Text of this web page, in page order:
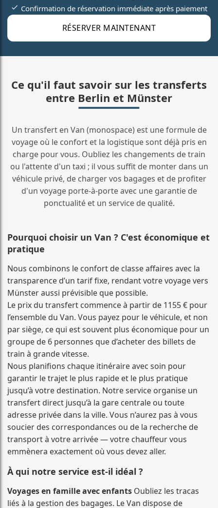
RÉSERVER MAINTENANT
Confirmation de réservation immédiate après paiement
Ce qu'il faut savoir sur les transferts
entre Berlin et Münster
Un transfert en Van (monospace) est une formule de
voyage où le confort et la logistique sont déjà pris en
charge pour vous. Oubliez les changements de train
ou l'attente d'un taxi ; il vous suffit de monter dans un
véhicule privé, de charger vos bagages et de profiter
d'un voyage porte-à-porte avec une garantie de
ponctualité et un service de qualité.
Pourquoi choisir un Van ? C'est économique et
pratique
Nous combinons le confort de classe affaires avec la
transparence d’un tarif fixe, rendant votre voyage vers
Münster aussi prévisible que possible.
Le prix du transfert commence à partir de 1155 € pour
l’ensemble du Van. Vous payez pour le véhicule, et non
par siège, ce qui est souvent plus économique pour un
groupe de 6 personnes que d’acheter des billets de
train à grande vitesse.
Nous planifions chaque itinéraire avec soin pour
garantir le trajet le plus rapide et le plus pratique
jusqu’à votre destination. Notre service organise un
transfert direct jusqu’à la gare centrale ou toute
adresse privée dans la ville. Vous n’aurez pas à vous
soucier des correspondances ou de la recherche de
transport à votre arrivée — votre chauffeur vous
emmènera exactement où vous devez aller.
À qui notre service est-il idéal ?
Voyages en famille avec enfants Oubliez les tracas
liés à la gestion des bagages. Le Van dispose de